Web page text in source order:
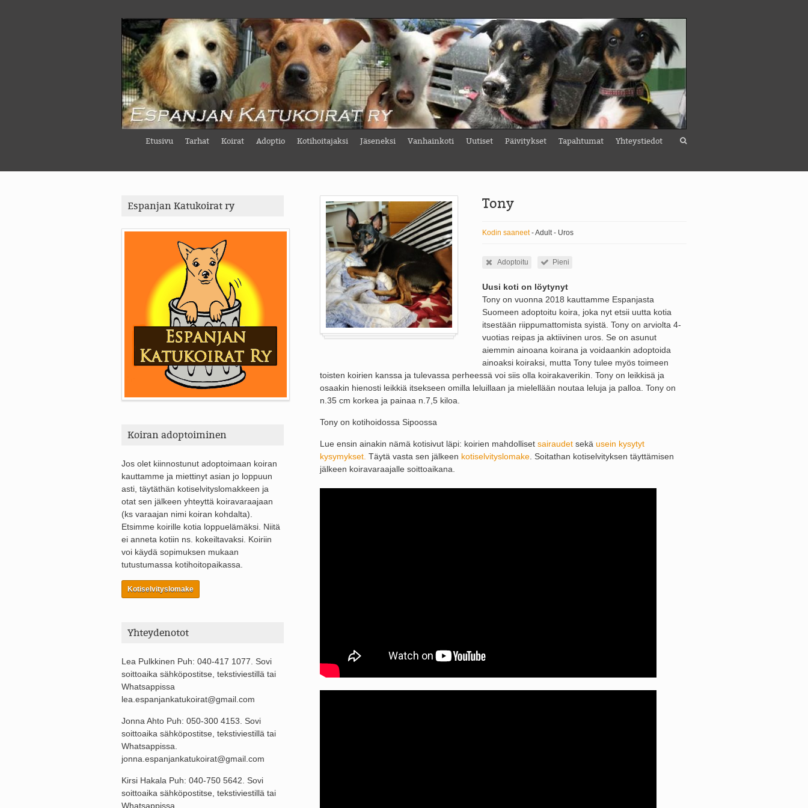
Etusivu Tarhat Koirat Adoptio Kotihoitajaksi Jäseneksi Vanhainkoti Uutiset Päivitykset Tapahtumat Yhteystiedot
Tony
Kodin saaneet- Adult - Uros
Adoptoitu Pieni
Uusi koti on löytynyt
Tony on vuonna 2018 kauttamme Espanjasta
Suomeen adoptoitu koira, joka nyt etsii uutta kotia
itsestään riippumattomista syistä. Tony on arviolta 4-
vuotias reipas ja aktiivinen uros. Se on asunut
aiemmin ainoana koirana ja voidaankin adoptoida
ainoaksi koiraksi, mutta Tony tulee myös toimeen
toisten koirien kanssa ja tulevassa perheessä voi siis olla koirakaverikin. Tony on leikkisä ja
osaakin hienosti leikkiä itsekseen omilla leluillaan ja mielellään noutaa leluja ja palloa. Tony on
n.35 cm korkea ja painaa n.7,5 kiloa.
Tony on kotihoidossa Sipoossa
Lue ensin ainakin nämä kotisivut läpi: koirien mahdolliset sairaudet sekä usein kysytyt
kysymykset. Täytä vasta sen jälkeen kotiselvityslomake . Soitathan kotiselvityksen täyttämisen
jälkeen koiravaraajalle soittoaikana.
Espanjan Katukoirat ry
Koiran adoptoiminen
Jos olet kiinnostunut adoptoimaan koiran
kauttamme ja miettinyt asian jo loppuun
asti, täytäthän kotiselvityslomakkeen ja
otat sen jälkeen yhteyttä koiravaraajaan
(ks varaajan nimi koiran kohdalta).
Etsimme koirille kotia loppuelämäksi. Niitä
ei anneta kotiin ns. kokeiltavaksi. Koiriin
voi käydä sopimuksen mukaan
tutustumassa kotihoitopaikassa.
Kotiselvityslomake
Yhteydenotot
Lea Pulkkinen Puh: 040-417 1077. Sovi
soittoaika sähköpostitse, tekstiviestillä tai
Whatsappissa
lea.espanjankatukoirat@gmail.com
Jonna Ahto Puh: 050-300 4153. Sovi
soittoaika sähköpostitse, tekstiviestillä tai
Whatsappissa.
jonna.espanjankatukoirat@gmail.com
Kirsi Hakala Puh: 040-750 5642. Sovi
soittoaika sähköpostitse, tekstiviestillä tai
Whatsappissa.